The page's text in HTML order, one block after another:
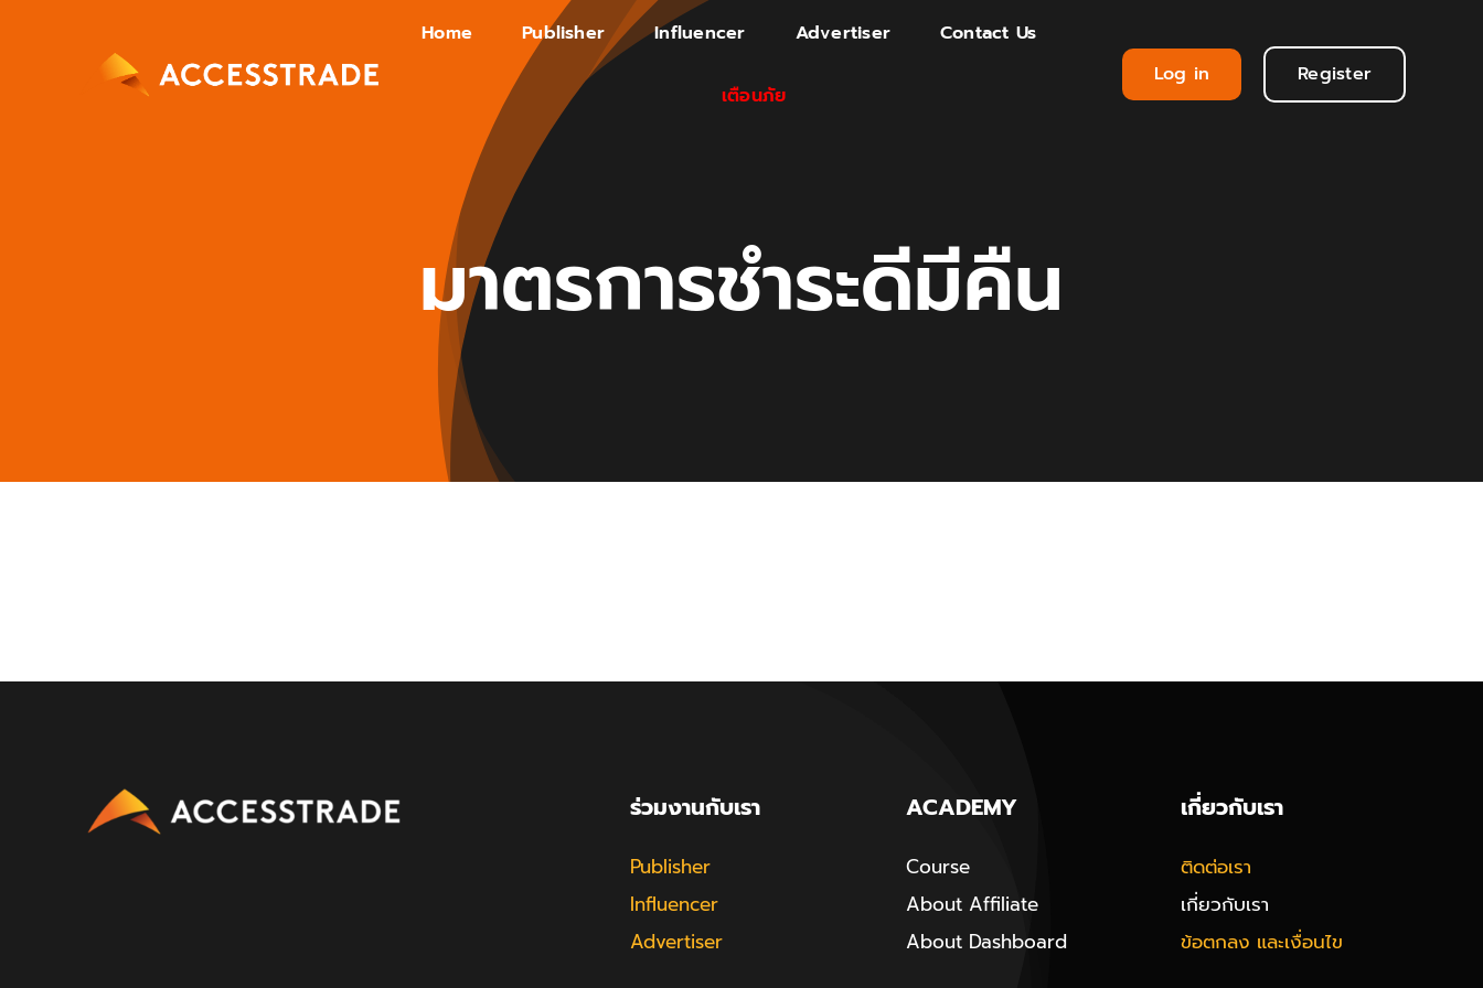
Home Publisher Influencer Advertiser Contact Us
เตือนภัย
Log in Register
มาตรการชำระดีมีคืน
ร่วมงานกับเรา
Publisher
Influencer
Advertiser
ACADEMY
Course
About Affiliate
About Dashboard
เกี่ยวกับเรา
ติดต่อเรา
เกี่ยวกับเรา
ข้อตกลง และเงื่อนไข